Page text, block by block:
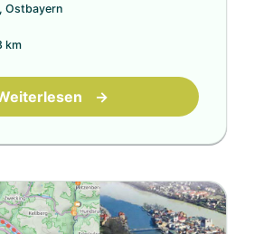
Ostbayern
km
→